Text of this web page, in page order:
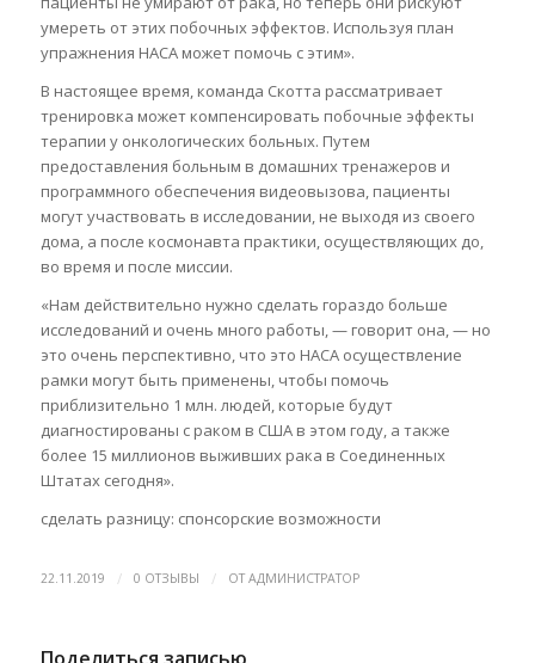
умереть от этих побочных эффектов. Используя план
упражнения НАСА может помочь с этим».
В настоящее время, команда Скотта рассматривает
тренировка может компенсировать побочные эффекты
терапии у онкологических больных. Путем
предоставления больным в домашних тренажеров и
программного обеспечения видеовызова, пациенты
могут участвовать в исследовании, не выходя из своего
дома, а после космонавта практики, осуществляющих до,
во время и после миссии.
«Нам действительно нужно сделать гораздо больше
исследований и очень много работы, — говорит она, — но
это очень перспективно, что это НАСА осуществление
рамки могут быть применены, чтобы помочь
приблизительно 1 млн. людей, которые будут
диагностированы с раком в США в этом году, а также
более 15 миллионов выживших рака в Соединенных
Штатах сегодня».
сделать разницу: спонсорские возможности
22.11.2019 / 0 ОТЗЫВЫ / ОТАДМИНИСТРАТОР